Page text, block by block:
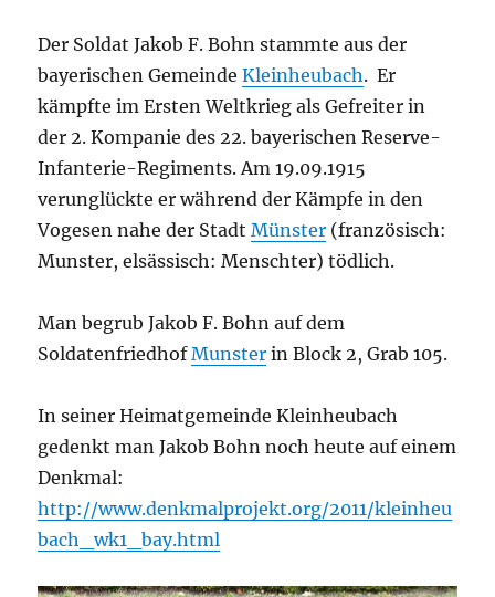
Der Soldat Jakob F. Bohn stammte aus der
bayerischen GemeindeKleinheubach. Er
kämpfte im Ersten Weltkrieg als Gefreiter in
der 2. Kompanie des 22. bayerischen Reserve-
Infanterie-Regiments. Am 19.09.1915
verunglückte er während der Kämpfe in den
Vogesen nahe der StadtMünster (französisch:
Munster, elsässisch: Menschter) tödlich.
Man begrub Jakob F. Bohn auf dem
SoldatenfriedhofMunster inBlock 2, Grab 105.
In seiner Heimatgemeinde Kleinheubach
gedenkt man Jakob Bohn noch heute auf einem
Denkmal:
http://www.denkmalprojekt.org/2011/kleinheu
bach_wk1_bay.html